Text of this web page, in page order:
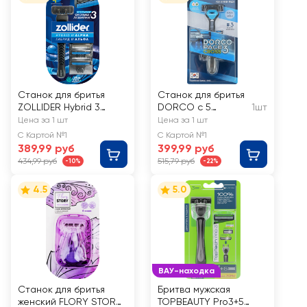
Станок для бритья
ZOLLIDER Hybrid 3
Alpha, 3 лезвия+3
сменных картриджа
Цена за 1 шт
С Картой №1
389,99 руб
434,99 руб -10%
Станок для бритья
DORCO с 5
сменными
кассетами
1шт
Цена за 1 шт
С Картой №1
399,99 руб
515,79 руб -22%
4.5
Станок для бритья
женский FLORY STORY
ВАУ-находка
5.0
Бритва мужская
TOPBEAUTY Pro3+5